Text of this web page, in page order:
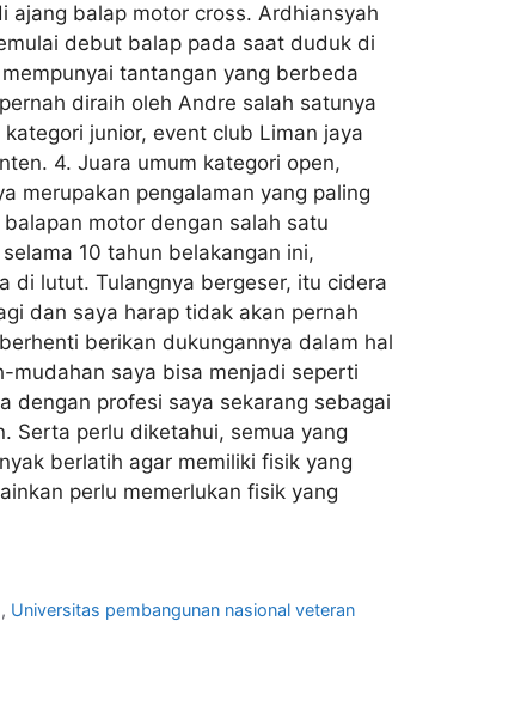
ajang balap motor cross. Ardhiansyah
debut balap pada saat duduk di
tantangan yang berbeda
diraih oleh Andre salah satunya
junior, event club Liman jaya
4. Juara umum kategori open,
merupakan pengalaman yang paling
motor dengan salah satu
10 tahun belakangan ini,
di lutut. Tulangnya bergeser, itu cidera
dan saya harap tidak akan pernah
berikan dukungannya dalam hal
mudahan saya bisa menjadi seperti
dengan profesi saya sekarang sebagai
Serta perlu diketahui, semua yang
berlatih agar memiliki fisik yang
perlu memerlukan fisik yang
, Universitas pembangunan nasional veteran